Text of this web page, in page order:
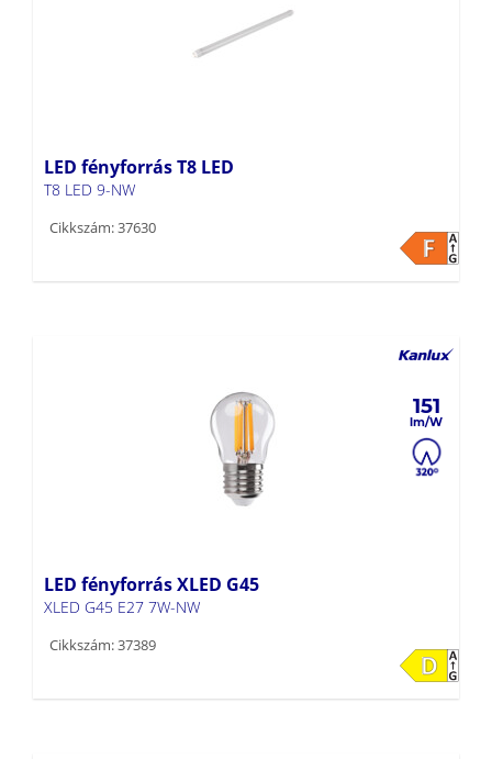
LED fényforrás T8 LED
T8 LED 9-NW
Cikkszám: 37630
151
LED fényforrás XLED G45
XLED G45 E27 7W-NW
Cikkszám: 37389